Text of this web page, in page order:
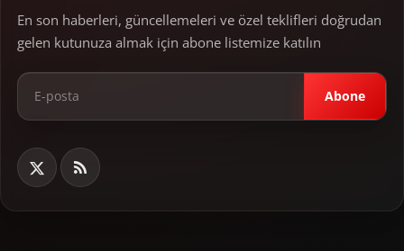
En son haberleri, güncellemeleri ve özel teklifleri doğrudan
gelen kutunuza almak için abone listemize katılın
Abone